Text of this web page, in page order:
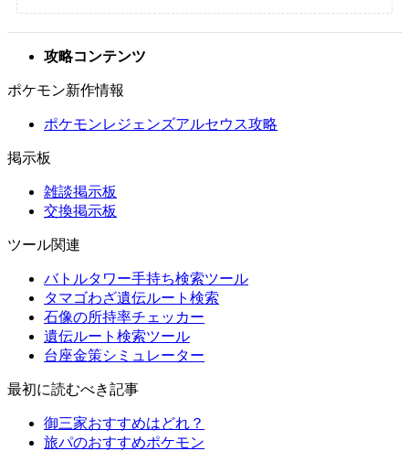
攻略コンテンツ
ポケモン新作情報
ポケモンレジェンズアルセウス攻略
掲示板
雑談掲示板
交換掲示板
ツール関連
バトルタワー手持ち検索ツール
タマゴわざ遺伝ルート検索
石像の所持率チェッカー
遺伝ルート検索ツール
台座金策シミュレーター
最初に読むべき記事
御三家おすすめはどれ？
旅パのおすすめポケモン